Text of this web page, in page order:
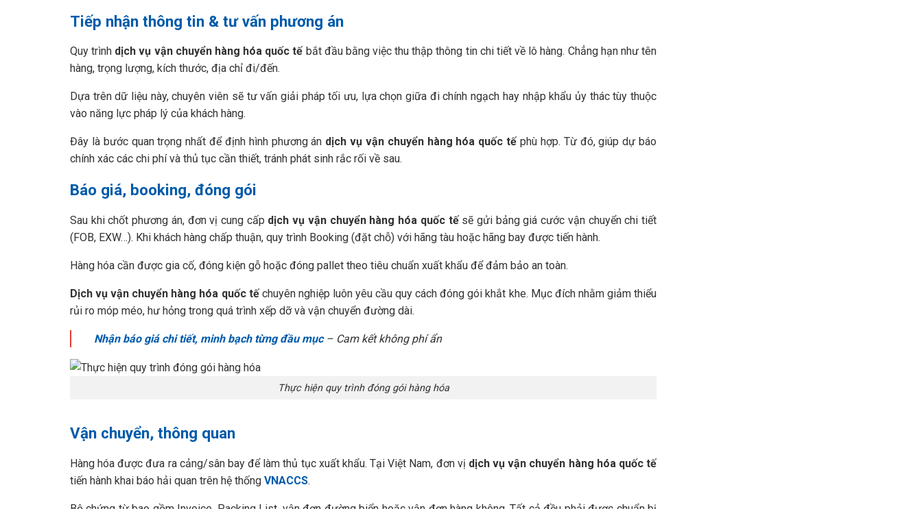
Tiếp nhận thông tin & tư vấn phương án
Quy trình dịch vụ vận chuyển hàng hóa quốc tế bắt đầu bằng việc thu thập thông tin chi tiết về lô hàng. Chẳng hạn như tên
hàng, trọng lượng, kích thước, địa chỉ đi/đến.
Dựa trên dữ liệu này, chuyên viên sẽ tư vấn giải pháp tối ưu, lựa chọn giữa đi chính ngạch hay nhập khẩu ủy thác tùy thuộc
vào năng lực pháp lý của khách hàng.
Đây là bước quan trọng nhất để định hình phương án dịch vụ vận chuyển hàng hóa quốc tếphù hợp. Từ đó, giúp dự báo
chính xác các chi phí và thủ tục cần thiết, tránh phát sinh rắc rối về sau.
Báo giá, booking, đóng gói
Sau khi chốt phương án, đơn vị cung cấp dịch vụ vận chuyển hàng hóa quốc tếsẽ gửi bảng giá cước vận chuyển chi tiết
(FOB, EXW…). Khi khách hàng chấp thuận, quy trình Booking (đặt chỗ) với hãng tàu hoặc hãng bay được tiến hành.
Hàng hóa cần được gia cố, đóng kiện gỗ hoặc đóng pallet theo tiêu chuẩn xuất khẩu để đảm bảo an toàn.
Dịch vụ vận chuyển hàng hóa quốc tếchuyên nghiệp luôn yêu cầu quy cách đóng gói khắt khe. Mục đích nhằm giảm thiểu
rủi ro móp méo, hư hỏng trong quá trình xếp dỡ và vận chuyển đường dài.
Nhận báo giá chi tiết, minh bạch từng đầu mục– Cam kết không phí ẩn
Thực hiện quy trình đóng gói hàng hóa
Vận chuyển, thông quan
Hàng hóa được đưa ra cảng/sân bay để làm thủ tục xuất khẩu. Tại Việt Nam, đơn vị dịch vụ vận chuyển hàng hóa quốc tế
tiến hành khai báo hải quan trên hệ thống VNACCS.